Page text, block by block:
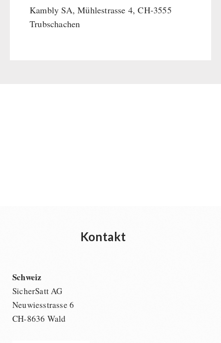
Kambly SA, Mühlestrasse 4, CH-3555
Trubschachen
Kontakt
Schweiz
SicherSatt AG
Neuwiesstrasse 6
CH-8636 Wald